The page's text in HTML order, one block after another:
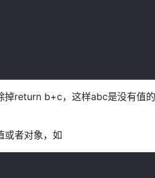
掉return b+c，这样abc是没有值
或者对象，如